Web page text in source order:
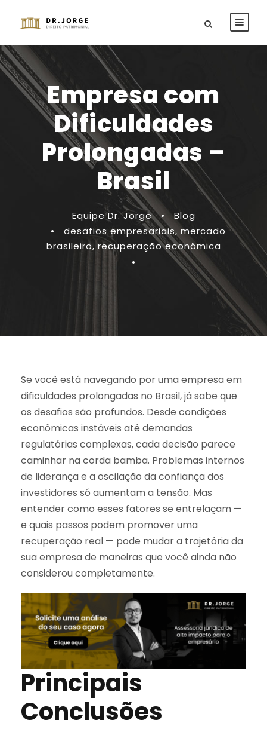
Empresa com
Dificuldades
Prolongadas –
Brasil
Equipe Dr. Jorge •
Blog
•
desafios empresariais, mercado
brasileiro, recuperação econômica
•
Se você está navegando por uma empresa em
dificuldades prolongadas no Brasil, já sabe que
os desafios são profundos. Desde condições
econômicas instáveis até demandas
regulatórias complexas, cada decisão parece
caminhar na corda bamba. Problemas internos
de liderança e a oscilação da confiança dos
investidores só aumentam a tensão. Mas
entender como esses fatores se entrelaçam —
e quais passos podem promover uma
recuperação real — pode mudar a trajetória da
sua empresa de maneiras que você ainda não
considerou completamente.
Principais
Conclusões